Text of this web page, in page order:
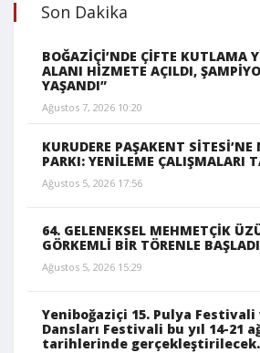
Son Dakika
BOĞAZİÇİ’NDE ÇİFTE KUTLAMA
ALANI HİZMETE AÇILDI,
YAŞANDI”
Ağustos 7, 2026 10:20
KURUDERE PAŞAKENT SİTESİ’NE
PARKI: YENİLEME ÇALIŞMALARI
Ağustos 5, 2026 17:56
64. GELENEKSEL MEHMETÇİK
GÖRKEMLİ BİR TÖRENLE BAŞLADI
Ağustos 5, 2026 15:29
Yeniboğaziçi 15. Pulya Festivali
Dansları Festivali bu yıl 14-21
tarihlerinde gerçekleştirilecek.